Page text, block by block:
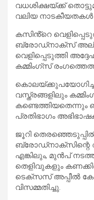
വധശിക്ഷയ്ക്ക്
വലിയ നാടകീയതകൾ
കസിൻ്റെ
ബ്രോഡ്‌നാക്‌സ്
വെളിപ്പെടുത്തി
കമ്മിംഗ്സ്
വസ്ത്രങ്ങളിലും
പ്രതിഭാഗം
ജൂറി
ബ്രോഡ്‌നാക്‌സിന്റെ
എങ്കിലും, മുൻപ്
തെളിവുകളും
ടെക്സസ് അപ്പീൽ
വിസമ്മതിച്ചു.